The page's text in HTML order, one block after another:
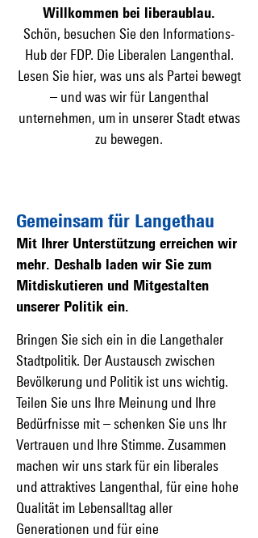
Willkommen bei liberaublau.
Schön, besuchen Sie den Informations-
Hub der FDP. Die Liberalen Langenthal.
Lesen Sie hier, was uns als Partei bewegt
­– und was wir für Langenthal
unternehmen, um in unserer Stadt etwas
zu bewegen.
Gemeinsam für Langethau
Mit Ihrer Unterstützung erreichen wir
mehr. Deshalb laden wir Sie zum
Mitdiskutieren und Mitgestalten
unserer Politik ein.
Bringen Sie sich ein in die Langethaler
Stadtpolitik. Der Austausch zwischen
Bevölkerung und Politik ist uns wichtig.
Teilen Sie uns Ihre Meinung und Ihre
Bedürfnisse mit – schenken Sie uns Ihr
Vertrauen und Ihre Stimme. Zusammen
machen wir uns stark für ein liberales
und attraktives Langenthal, für eine hohe
Qualität im Lebensalltag aller
Generationen und für eine